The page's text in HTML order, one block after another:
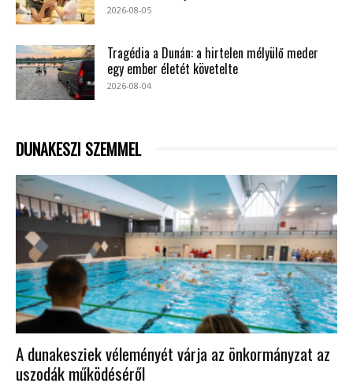
2026-08-05
Tragédia a Dunán: a hirtelen mélyülő meder
egy ember életét követelte
2026-08-04
DUNAKESZI SZEMMEL
A dunakesziek véleményét várja az önkormányzat az
uszodák működéséről